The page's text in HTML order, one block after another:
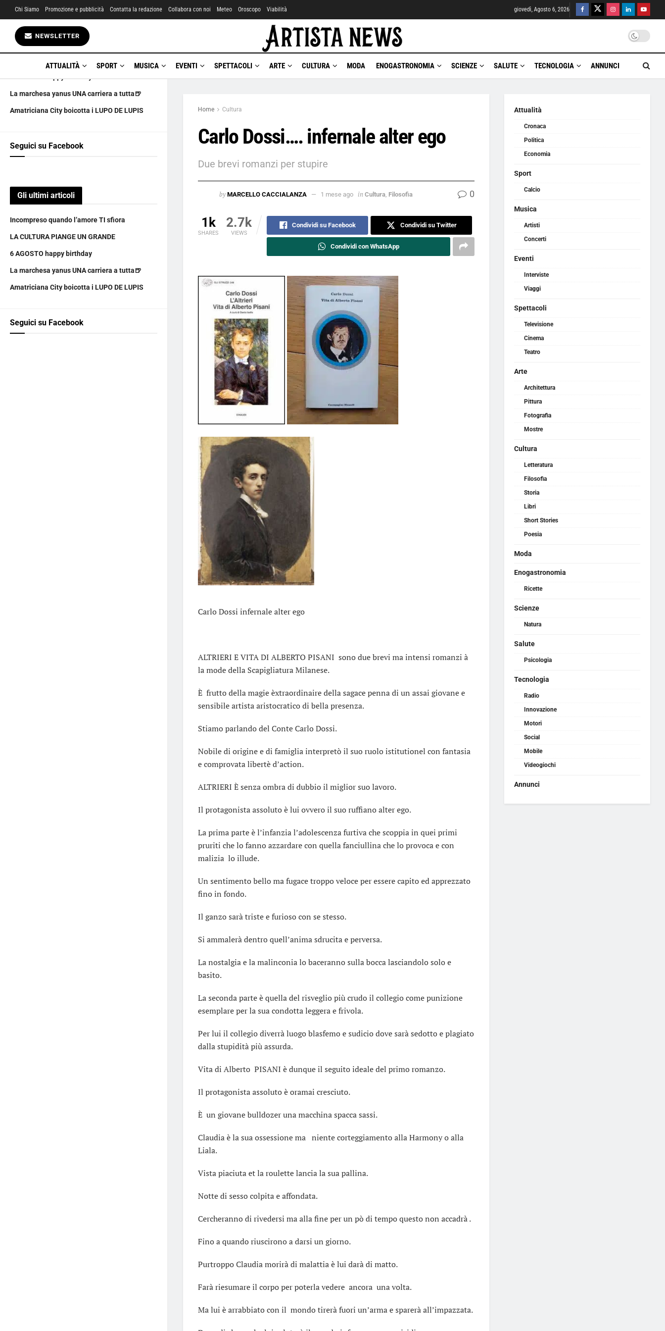
Gli ultimi articoli
Incompreso quando l’amore TI sfiora
LA CULTURA PIANGE UN GRANDE
La marchesa yanus UNA carriera a tutta🍺
Amatriciana City boicotta i LUPO DE LUPIS
Seguici su Facebook
Gli ultimi articoli
Incompreso quando l’amore TI sfiora
LA CULTURA PIANGE UN GRANDE
6 AGOSTO happy birthday
La marchesa yanus UNA carriera a tutta🍺
Amatriciana City boicotta i LUPO DE LUPIS
Seguici su Facebook
Chi Siamo Promozione e pubblicità Contatta la redazione Collabora con noi Meteo Oroscopo Viabilità giovedì, Agosto 6, 2026
NEWSLETTER
ATTUALITÀ SPORT MUSICA EVENTI SPETTACOLI ARTE CULTURA MODA ENOGASTRONOMIA SCIENZE SALUTE TECNOLOGIA ANNUNCI
Home Cultura
Carlo Dossi…. infernale alter ego
Due brevi romanzi per stupire
by MARCELLO CACCIALANZA 1 mese ago in Cultura Filosofia 0
1k
SHARES
2.7k
VIEWS
Condividi su Facebook Condividi su Twitter
Condividi con WhatsApp
Carlo Dossi infernale alter ego
ALTRIERI E VITA DI ALBERTO PISANI sono due brevi ma intensi romanzi à
la mode della Scapigliatura Milanese.
È frutto della magie èxtraordinaire della sagace penna di un assai giovane e
sensibile artista aristocratico di bella presenza.
Stiamo parlando del Conte Carlo Dossi.
Nobile di origine e di famiglia interpretò il suo ruolo istitutionel con fantasia
e comprovata libertè d’action.
ALTRIERI È senza ombra di dubbio il miglior suo lavoro.
Il protagonista assoluto è lui ovvero il suo ruffiano alter ego.
La prima parte è l’infanzia l’adolescenza furtiva che scoppia in quei primi
pruriti che lo fanno azzardare con quella fanciullina che lo provoca e con
malizia lo illude.
Un sentimento bello ma fugace troppo veloce per essere capito ed apprezzato
fino in fondo.
Il ganzo sarà triste e furioso con se stesso.
Si ammalerà dentro quell’anima sdrucita e perversa.
La nostalgia e la malinconia lo baceranno sulla bocca lasciandolo solo e
basito.
La seconda parte è quella del risveglio più crudo il collegio come punizione
esemplare per la sua condotta leggera e frivola.
Per lui il collegio diverrà luogo blasfemo e sudicio dove sarà sedotto e plagiato
dalla stupidità più assurda.
Vita di Alberto PISANI è dunque il seguito ideale del primo romanzo.
Il protagonista assoluto è oramai cresciuto.
È un giovane bulldozer una macchina spacca sassi.
Claudia è la sua ossessione ma niente corteggiamento alla Harmony o alla
Liala.
Vista piaciuta et la roulette lancia la sua pallina.
Notte di sesso colpita e affondata.
Cercheranno di rivedersi ma alla fine per un pò di tempo questo non accadrà .
Fino a quando riuscirono a darsi un giorno.
Purtroppo Claudia morirà di malattia è lui darà di matto.
Farà riesumare il corpo per poterla vedere ancora una volta.
Ma lui è arrabbiato con il mondo tirerà fuori un’arma e sparerà all’impazzata.
Attualità
Cronaca
Politica
Economia
Sport
Calcio
Musica
Artisti
Concerti
Eventi
Interviste
Viaggi
Spettacoli
Televisione
Cinema
Teatro
Arte
Architettura
Pittura
Fotografia
Mostre
Cultura
Letteratura
Filosofia
Storia
Libri
Short Stories
Poesia
Moda
Enogastronomia
Ricette
Scienze
Natura
Salute
Psicologia
Tecnologia
Radio
Innovazione
Motori
Social
Mobile
Videogiochi
Annunci